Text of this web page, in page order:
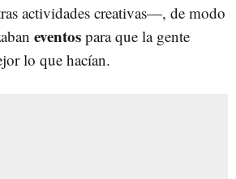
actividades creativas—, de modo
eventos para que la gente
lo que hacían.